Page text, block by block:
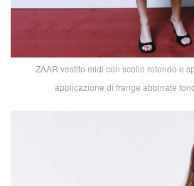
ZAAR vestito midi con scollo rotondo e
applicazione di frange abbinate